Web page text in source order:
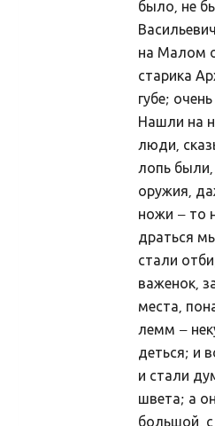
Hiite ylevaatus
Pöördumine looduslike
Kunda Hiiemägi
Panga panga hiis
Haljala kihelkond
было, не
на Малом
старика
губе;
Нашли на
люди,
лопь были,
оружия,
ножи – то
драться
стали
важенок,
места,
лемм –
деться; и
и стали
швета; а